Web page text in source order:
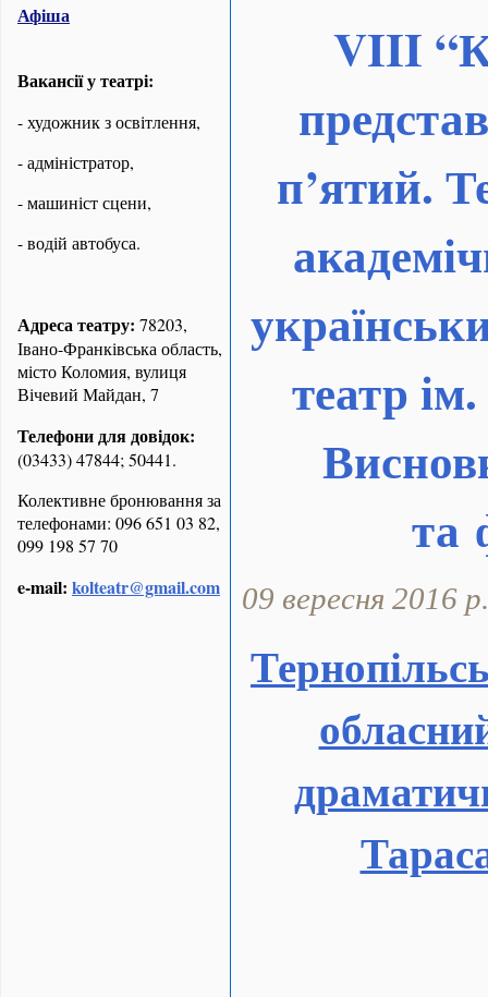
Афіша
Вакансії у театрі:
- художник з освітлення,
- адміністратор,
- машиніст сцени,
- водій автобуса.
Адреса театру: 78203,
Івано-Франківська область,
місто Коломия, вулиця
Вічевий Майдан, 7
Телефони для довідок:
(03433) 47844; 50441.
Колективне бронювання за
телефонами: 096 651 03 82,
099 198 57 70
e-mail: kolteatr@gmail.com
VIII
п’ятий.
театр
та
09 вересня 2016 р.